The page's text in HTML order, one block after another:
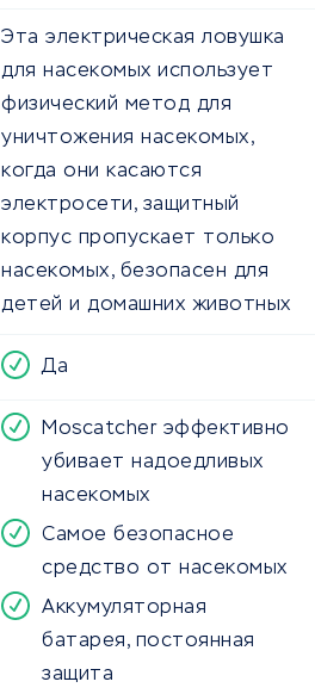
Эта электрическая ловушка
для насекомых использует
физический метод для
уничтожения насекомых,
когда они касаются
электросети, защитный
корпус пропускает только
насекомых, безопасен для
детей и домашних животных
Да
Moscatcher эффективно
убивает надоедливых
насекомых
Самое безопасное
средство от насекомых
Аккумуляторная
батарея, постоянная
защита